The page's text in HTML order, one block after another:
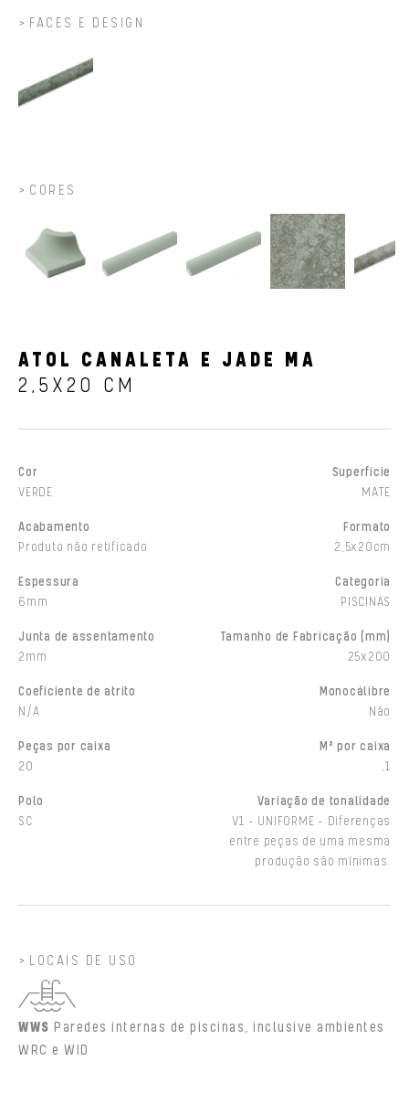
FACES E DESIGN
CORES
ATOL CANALETA E JADE MA
2,5X20 CM
Cor
VERDE
Superfície
MATE
Acabamento
Produto não retificado
Formato
2,5x20cm
Espessura
6mm
Categoria
PISCINAS
Junta de assentamento
2mm
Tamanho de Fabricação (mm)
25x200
Coeficiente de atrito
N/A
Monocálibre
Não
Peças por caixa
20
M² por caixa
,1
Polo
SC
Variação de tonalidade
V1 - UNIFORME - Diferenças
entre peças de uma mesma
produção são mínimas.
LOCAIS DE USO
WWS Paredes internas de piscinas, inclusive ambientes
WRC e WID